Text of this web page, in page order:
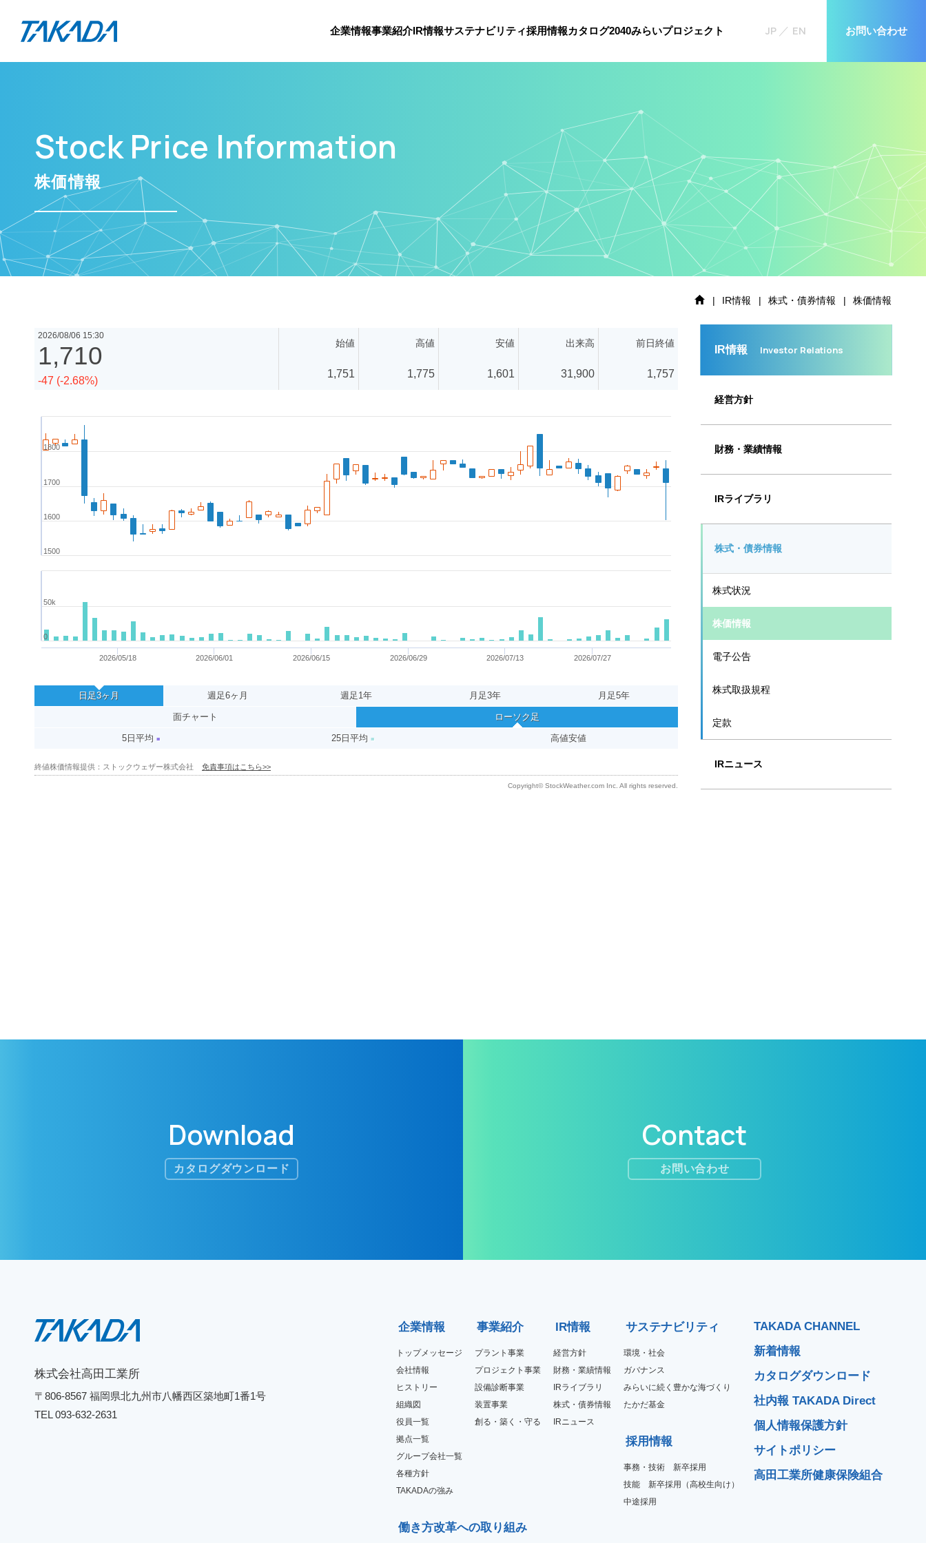
企業情報事業紹介 IR情報サステナビリティ採用情報カタログ2040みらいプロジェクト JP EN お問い合わせ
Stock Price Information
株価情報
| IR情報 | 株式・債券情報 | 株価情報
IR情報 Investor Relations
経営方針
財務・業績情報
IRライブラリ
株式・債券情報
株式状況
株価情報
電子公告
株式取扱規程
定款
IRニュース
Download
カタログダウンロード
Contact
お問い合わせ
株式会社高田工業所
〒806-8567 福岡県北九州市八幡西区築地町1番1号
TEL 093-632-2631
企業情報
トップメッセージ
会社情報
ヒストリー
組織図
役員一覧
拠点一覧
グループ会社一覧
各種方針
TAKADAの強み
働き方改革への取り組み
事業紹介
プラント事業
プロジェクト事業
設備診断事業
装置事業
創る・築く・守る
IR情報
経営方針
財務・業績情報
IRライブラリ
株式・債券情報
IRニュース
サステナビリティ
環境・社会
ガバナンス
みらいに続く豊かな海づくり
たかだ基金
採用情報
事務・技術 新卒採用
技能 新卒採用（高校生向け）
中途採用
TAKADA CHANNEL
新着情報
カタログダウンロード
社内報 TAKADA Direct
個人情報保護方針
サイトポリシー
高田工業所健康保険組合